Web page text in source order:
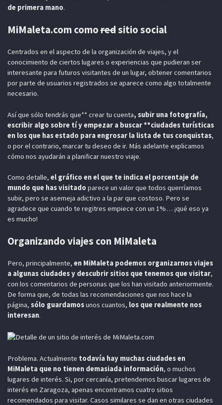
de primera mano.
MiMaleta.com comoredsitio social
Centrados en el aspecto de la organización de viajes, y el
conocimiento de ciertos lugares o experiencias que pudieran ser
interesante para futuros visitantes de un lugar, obtener comentarios
por parte de usuarios registrados se aparece como algo totalmente
necesario.
Así que sólo tendrás que** crear tu cuenta, subir una fotografía,
escribir algo sobre tí y empezar a buscar **ciudades turísticas
en los que has estado para engrosar la lista de tus conquistas,
o por el contrario, marcar tu deseo de ir. Más adelante explicamos
cómo nos ayudarán a planificar nuestro viaje.
Como detalle, el gráfico en el que te indica el porcentaje de
mundo que has visitado parece un valor que todos querríamos
subir, pero se asemeja adictivo a la par que costoso. Pero se
agradece que cuando te regitres empiece con un 1%… ¡qué eso ya
es mucho!
Organizando viajes con MiMaleta
Pero, principalmente, en MiMaleta podemos organizarnos viajes
a algunas ciudades y descubrir sitios que tenemos que visitar,
con los comentarios de personas que los han visitado anteriormente.
De forma que, de todas las recomendaciones que nos hace la
página, sólo guardamosunos cuantos, los que realmente nos
interesan.
Problema. Actualmente todavía hay muchas ciudades en
MiMaleta que no tienen demasiada información, o muchos
lugares de interés. Si, por cercanía, pretendemos buscar lugares de
interés en Zaragoza, apenas encontramos cuatro sitios
recomendados para visitar. Casos similares se dan en otras ciudades